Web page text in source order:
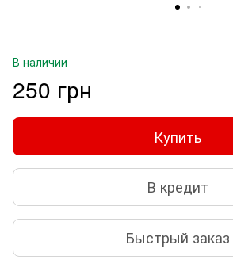
В наличии
250 грн
Купить
В кредит
Быстрый заказ